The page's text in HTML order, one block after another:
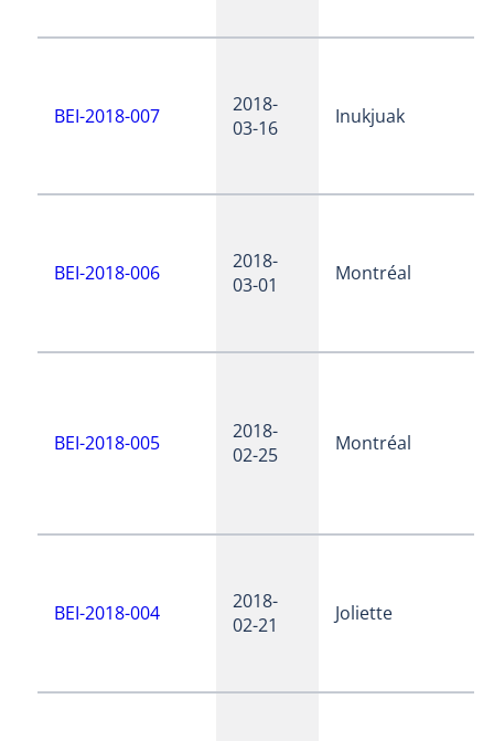
BEI-2018-007
2018-
03-16
Inukjuak
BEI-2018-006
2018-
03-01
Montréal
BEI-2018-005
2018-
02-25
Montréal
BEI-2018-004
2018-
02-21
Joliette